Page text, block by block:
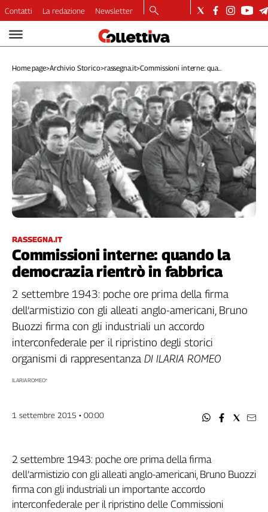
Video
Dirette
Longform
Copertine
Economia
Lavoro
Ambiente
Diritti
Welfare
Italia
Internazionale
Categorie
Filcams
Filctem
Fillea
Filt
Fiom
Flc
Nidil
Inca
Caaf
Speciali
Contatti La redazione Newsletter
Home page>Archivio Storico>rassegna.it>Commissioni interne: qua...
RASSEGNA.IT
Commissioni interne: quando la
democrazia rientrò in fabbrica
2 settembre 1943: poche ore prima della firma
dell’armistizio con gli alleati anglo-americani, Bruno
Buozzi firma con gli industriali un accordo
interconfederale per il ripristino degli storici
organismi di rappresentanza DI ILARIA ROMEO
ILARIA ROMEO*
1 settembre 2015 • 00:00
2 settembre 1943: poche ore prima della firma
dell’armistizio con gli alleati anglo-americani, Bruno Buozzi
firma con gli industriali un importante accordo
interconfederale per il ripristino delle Commissioni